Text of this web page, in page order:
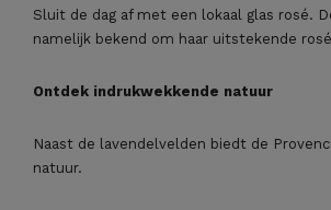
Sluit de dag af met een lokaal glas rosé.
namelijk bekend om haar uitstekende
Ontdek indrukwekkende natuur
Naast de lavendelvelden biedt de
natuur.